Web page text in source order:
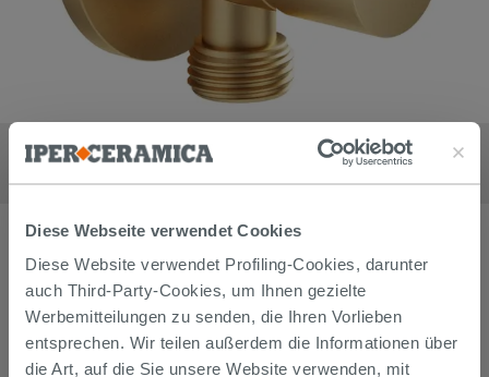
Diese Webseite verwendet Cookies
Diese Website verwendet Profiling-Cookies, darunter
auch Third-Party-Cookies, um Ihnen gezielte
Werbemitteilungen zu senden, die Ihren Vorlieben
entsprechen. Wir teilen außerdem die Informationen über
die Art, auf die Sie unsere Website verwenden, mit
Wasserhahn unter dem Waschbecken STELO rundes Design,
satiniertes Gold
62,90€ /stk